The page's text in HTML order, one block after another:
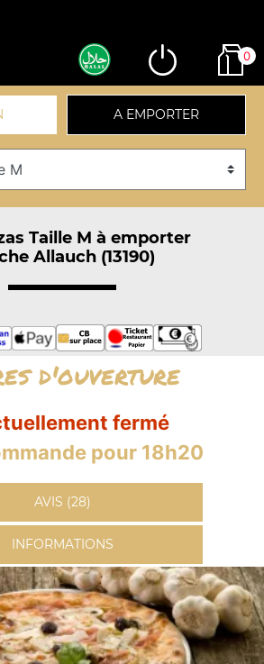
0
A EMPORTER
Taille M à emporter
Allauch (13190)
d'ouverture
fermé
pour 18h20
AVIS (28)
INFORMATIONS